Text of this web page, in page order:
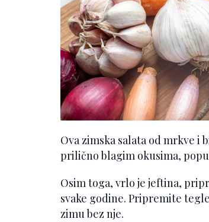
Ova zimska salata od mrkve i
prilično blagim okusima,
Osim toga, vrlo je jeftina,
svake godine. Pripremite
zimu bez nje.